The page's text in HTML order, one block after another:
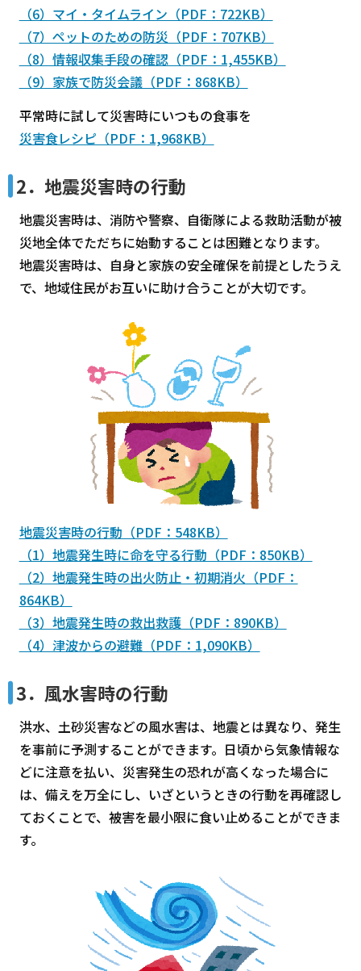
（6）マイ・タイムライン（PDF：722KB）
（7）ペットのための防災（PDF：707KB）
（8）情報収集手段の確認（PDF：1,455KB）
（9）家族で防災会議（PDF：868KB）
平常時に試して災害時にいつもの食事を
災害食レシピ（PDF：1,968KB）
2．地震災害時の行動
地震災害時は、消防や警察、自衛隊による救助活動が被
災地全体でただちに始動することは困難となります。
地震災害時は、自身と家族の安全確保を前提としたうえ
で、地域住民がお互いに助け合うことが大切です。
地震災害時の行動（PDF：548KB）
（1）地震発生時に命を守る行動（PDF：850KB）
（2）地震発生時の出火防止・初期消火（PDF：
864KB）
（3）地震発生時の救出救護（PDF：890KB）
（4）津波からの避難（PDF：1,090KB）
3．風水害時の行動
洪水、土砂災害などの風水害は、地震とは異なり、発生
を事前に予測することができます。日頃から気象情報な
どに注意を払い、災害発生の恐れが高くなった場合に
は、備えを万全にし、いざというときの行動を再確認し
ておくことで、被害を最小限に食い止めることができま
す。